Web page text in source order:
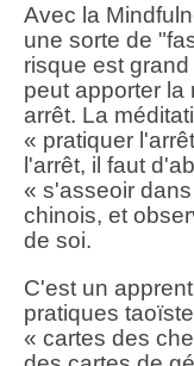
Avec la
une sorte de
risque est
peut apporter la
arrêt. La
« pratiquer
l'arrêt, il faut
« s'asseoir
chinois, et
de soi.
C'est un
pratiques
« cartes des